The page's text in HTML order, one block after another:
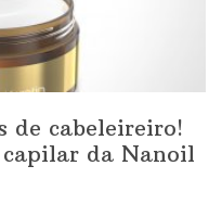
de cabeleireiro!
da Nanoil